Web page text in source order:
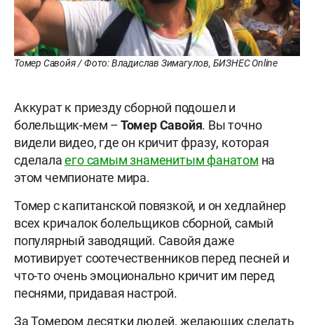
Томер Савойя / Фото: Владислав Зимагулов, БИЗНЕС Online
Аккурат к приезду сборной подошел и
болельщик-мем –Томер Савойя. Вы точно
видели видео, где он кричит фразу, которая
сделалаего самым знаменитым фанатом на
этом чемпионате мира.
Томер с капитанской повязкой, и он хедлайнер
всех кричалок болельщиков сборной, самый
популярный заводящий. Савойя даже
мотивирует соотечественников перед песней и
что-то очень эмоционально кричит им перед
песнями, придавая настрой.
За Томером десятки людей, желающих сделать